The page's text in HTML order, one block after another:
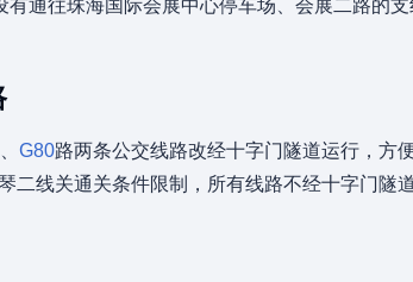
通往珠海国际会展中心停车场、会展二路的支
G80路两条公交线路改经十字门隧道运行，方
二线关通关条件限制，所有线路不经十字门隧